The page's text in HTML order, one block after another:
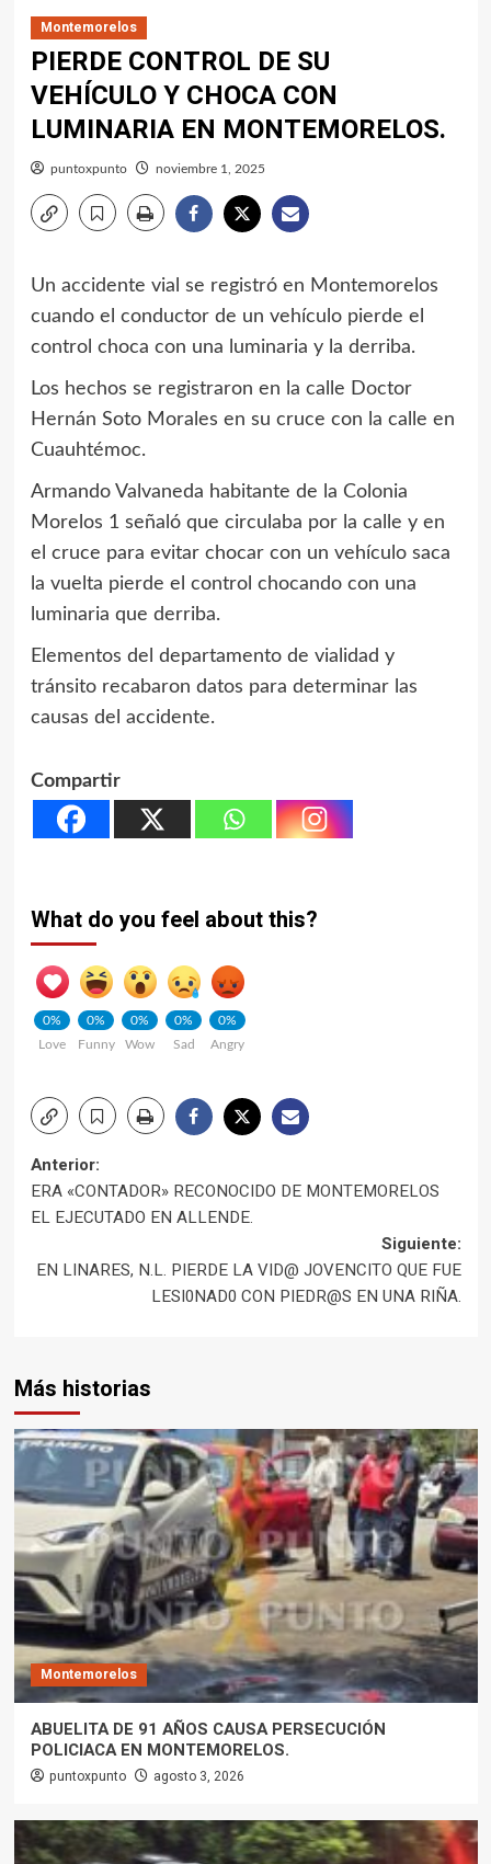
Montemorelos
PIERDE CONTROL DE SU
VEHÍCULO Y CHOCA CON
LUMINARIA EN MONTEMORELOS.
puntoxpunto noviembre 1, 2025
Un accidente vial se registró en Montemorelos
cuando el conductor de un vehículo pierde el
control choca con una luminaria y la derriba.
Los hechos se registraron en la calle Doctor
Hernán Soto Morales en su cruce con la calle en
Cuauhtémoc.
Armando Valvaneda habitante de la Colonia
Morelos 1 señaló que circulaba por la calle y en
el cruce para evitar chocar con un vehículo saca
la vuelta pierde el control chocando con una
luminaria que derriba.
Elementos del departamento de vialidad y
tránsito recabaron datos para determinar las
causas del accidente.
Compartir
What do you feel about this?
0%
Love
0%
Funny
0%
Wow
0%
Sad
0%
Angry
Navegación
de
entradas
Anterior:
ERA «CONTADOR» RECONOCIDO DE MONTEMORELOS
EL EJECUTADO EN ALLENDE.
Siguiente:
EN LINARES, N.L. PIERDE LA VID@ JOVENCITO QUE FUE
LESI0NAD0 CON PIEDR@S EN UNA RIÑA.
Más historias
Montemorelos
ABUELITA DE 91 AÑOS CAUSA PERSECUCIÓN
POLICIACA EN MONTEMORELOS.
puntoxpunto agosto 3, 2026